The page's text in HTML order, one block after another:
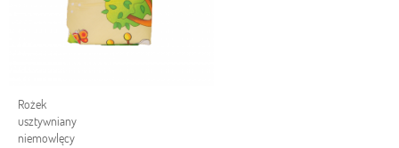
Rożek
usztywniany
niemowlęcy